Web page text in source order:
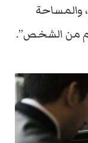
التي تبدأ من 0.5 م إلى 1 م، والمساحة